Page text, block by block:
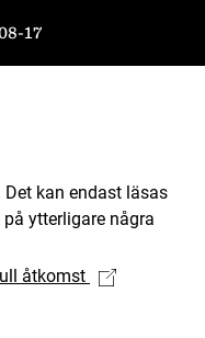
17
kan endast läsas
ytterligare några
åtkomst